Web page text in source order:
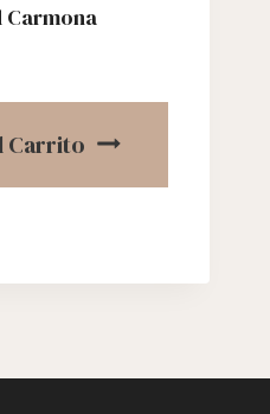
Carmona
Carrito